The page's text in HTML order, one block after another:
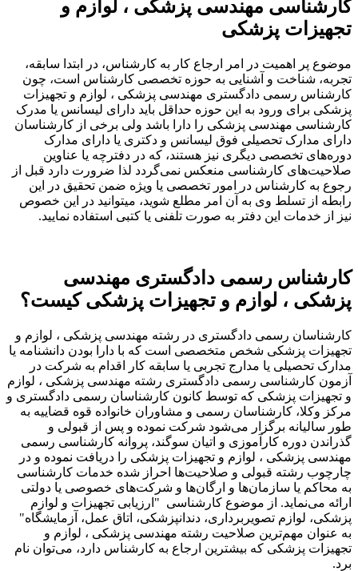
کارشناسی مهندسی پزشکی ، لوازم و
تجهیزات پزشکی
موضوع پر اهمیت در امر ارجاع کار به کارشناس، در ابتدا سابقه،
تجربه، شناخت و آشنایی به حوزه تخصصی کارشناس است، چون
کارشناس رسمی دادگستری مهندسی پزشکی ، لوازم و تجهیزات
پزشکی برای ورود به این حوزه حداقل باید دارای لیسانس یا مدرک
کارشناسی مهندسی پزشکی را دارا باشد ولی برخی از کارشناسان
دارای مدارک تحصیلی فوق لیسانس و دکتری یا دارای مدارک
دوره‌های تخصصی دیگری نیز هستند، که در دفترچه یا عناوین
صلاحیت‌های کارشناسی منعکس نمی‌گردد لذا ضرورت دارد قبل از
رجوع به کارشناس در امور تخصصی یا ویژه ضمن تحقیق در این
رابطه از تسلط وی به آن امر مطلع شوید، میتوانید در این خصوص
نیز از خدمات این دفتر به صورت تلفنی یا کتبی استفاده نمایید.
کارشناس رسمی دادگستری مهندسی
پزشکی ، لوازم و تجهیزات پزشکی کیست؟
کارشناسان رسمی دادگستری در رشته مهندسی پزشکی ، لوازم و
تجهیزات پزشکی شخص متخصصی است که با دارا بودن دانشنامه یا
مدارک تحصیلی یا مدارج تجربی یا سابقه کار اقدام به شرکت در
آزمون کارشناسی رسمی دادگستری رشته مهندسی پزشکی ، لوازم
و تجهیزات پزشکی که توسط کانون کارشناسان رسمی دادگستری و
مرکز وکلا، کارشناسان رسمی و مشاوران خانواده قوه قضاییه به
طور سالیانه برگزار می‌شود شرکت نموده و پس از قبولی و
گذراندن دوره کارآموزی و اتیان سوگند، پروانه کارشناسی رسمی
مهندسی پزشکی ، لوازم و تجهیزات پزشکی را دریافت نموده و در
چارچوب رشته قبولی و صلاحیت‌ها احراز شده خدمات کارشناسی
به محاکم یا سازمان‌ها و ارگان‌ها و شرکت‌های خصوصی یا دولتی
ارائه می‌نماید. از موضوع کارشناسی "ارزیابی تجهیزات و لوازم
پزشکی، لوازم تصویربرداری، دندانپزشکی، اتاق عمل، آزمایشگاه"
به عنوان مهم‌ترین صلاحیت رشته مهندسی پزشکی ، لوازم و
تجهیزات پزشکی که بیشترین ارجاع به کارشناس دارد، می‌توان نام
برد.